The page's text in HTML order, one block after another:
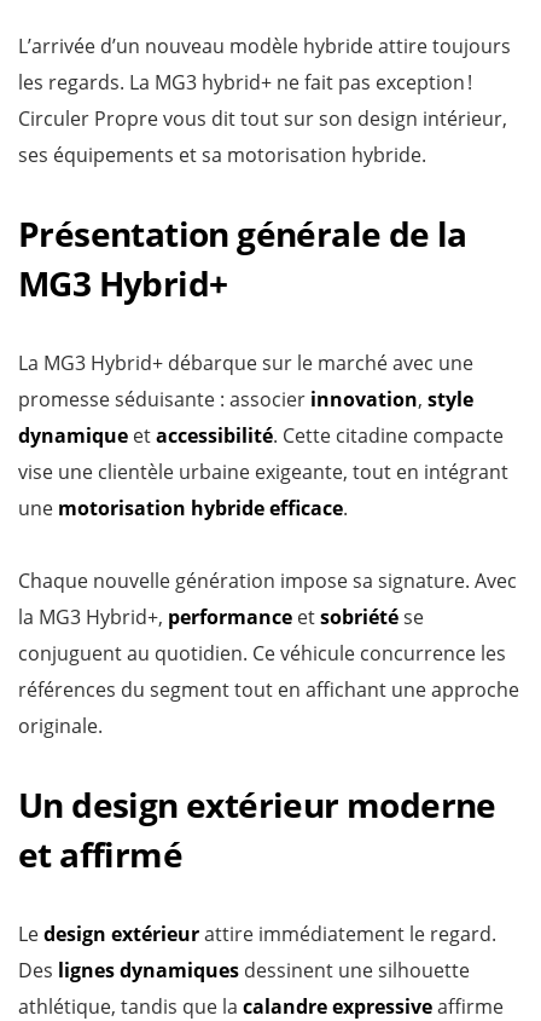
L’arrivée d’un nouveau modèle hybride attire toujours
les regards. La MG3 hybrid+ ne fait pas exception !
Circuler Propre vous dit tout sur son design intérieur,
ses équipements et sa motorisation hybride.
Présentation générale de la
MG3 Hybrid+
La MG3 Hybrid+ débarque sur le marché avec une
promesse séduisante : associer innovation, style
dynamique etaccessibilité. Cette citadine compacte
vise une clientèle urbaine exigeante, tout en intégrant
une motorisation hybride efficace.
Chaque nouvelle génération impose sa signature. Avec
la MG3 Hybrid+, performance etsobriétése
conjuguent au quotidien. Ce véhicule concurrence les
références du segment tout en affichant une approche
originale.
Un design extérieur moderne
et affirmé
Ledesign extérieurattire immédiatement le regard.
Des lignes dynamiques dessinent une silhouette
athlétique, tandis que la calandre expressiveaffirme